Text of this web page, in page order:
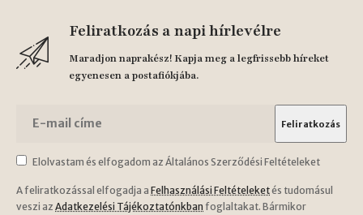
Feliratkozás a napi hírlevélre
Maradjon naprakész! Kapja meg a legfrissebb híreket
egyenesen a postafiókjába.
Elolvastam és elfogadom az Általános Szerződési Feltételeket
A feliratkozással elfogadja a Felhasználási Feltételeketés tudomásul
veszi az Adatkezelési Tájékoztatónkban foglaltakat. Bármikor